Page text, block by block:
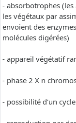
- absorbotrophes
les végétaux par
envoient des
molécules digérées)
- appareil végétatif
- phase 2 X n
- possibilité d'un